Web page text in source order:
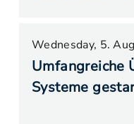
Wednesday, 5.
Umfangreiche
Systeme